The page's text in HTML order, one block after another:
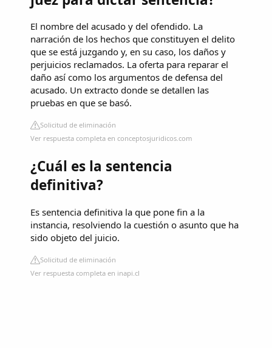
El nombre del acusado y del ofendido. La
narración de los hechos que constituyen el delito
que se está juzgando y, en su caso, los daños y
perjuicios reclamados. La oferta para reparar el
daño así como los argumentos de defensa del
acusado. Un extracto donde se detallen las
pruebas en que se basó.
Solicitud de eliminación
Ver respuesta completa en conceptosjuridicos.com
¿Cuál es la sentencia
definitiva?
Es sentencia definitiva la que pone fin a la
instancia, resolviendo la cuestión o asunto que ha
sido objeto del juicio.
Solicitud de eliminación
Ver respuesta completa en inapi.cl